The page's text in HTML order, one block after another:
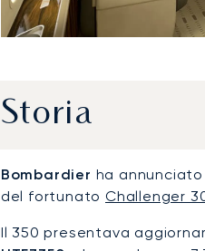
Storia
Bombardier ha annunciato
del fortunato Challenger
Il 350 presentava